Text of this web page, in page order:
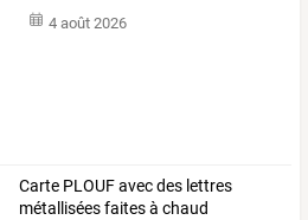
4 août 2026
Carte PLOUF avec des lettres
métallisées faites à chaud